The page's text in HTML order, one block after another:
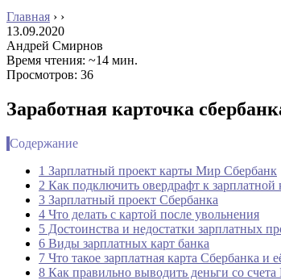
Главная › ›
13.09.2020
Андрей Смирнов
Время чтения: ~14 мин.
Просмотров: 36
Заработная карточка
Содержание
1 Зарплатный проект карты Мир Сбербанк
2 Как подключить овердрафт к зарплатной
3 Зарплатный проект Сбербанка
4 Что делать с картой после увольнения
5 Достоинства и недостатки зарплатных
6 Виды зарплатных карт банка
7 Что такое зарплатная карта Сбербанка и
8 Как правильно выводить деньги со